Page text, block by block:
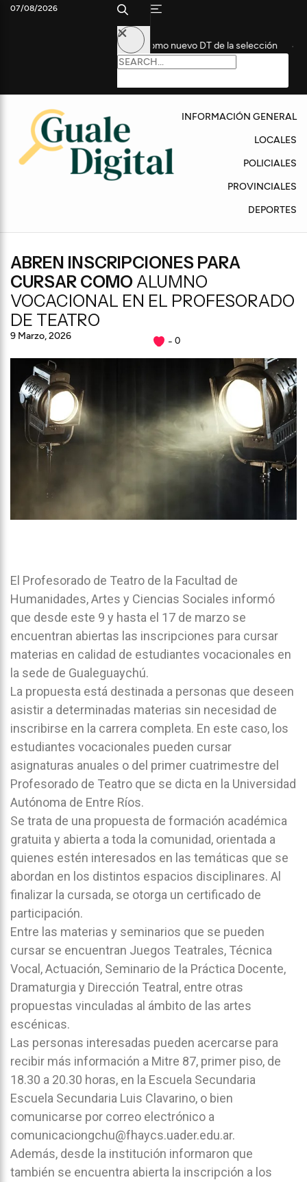
histórico futbolista como nuevo DT de la selección
07/08/2026
INFORMACIÓN GENERAL
LOCALES
POLICIALES
PROVINCIALES
DEPORTES
ABREN INSCRIPCIONES PARA
CURSAR COMOALUMNO
VOCACIONAL EN EL PROFESORADO
DE TEATRO
9 Marzo, 2026 0
El Profesorado de Teatro de la Facultad de
Humanidades, Artes y Ciencias Sociales informó
que desde este 9 y hasta el 17 de marzo se
encuentran abiertas las inscripciones para cursar
materias en calidad de estudiantes vocacionales en
la sede de Gualeguaychú.
La propuesta está destinada a personas que deseen
asistir a determinadas materias sin necesidad de
inscribirse en la carrera completa. En este caso, los
estudiantes vocacionales pueden cursar
asignaturas anuales o del primer cuatrimestre del
Profesorado de Teatro que se dicta en la Universidad
Autónoma de Entre Ríos.
Se trata de una propuesta de formación académica
gratuita y abierta a toda la comunidad, orientada a
quienes estén interesados en las temáticas que se
abordan en los distintos espacios disciplinares. Al
finalizar la cursada, se otorga un certificado de
participación.
Entre las materias y seminarios que se pueden
cursar se encuentran Juegos Teatrales, Técnica
Vocal, Actuación, Seminario de la Práctica Docente,
Dramaturgia y Dirección Teatral, entre otras
propuestas vinculadas al ámbito de las artes
escénicas.
Las personas interesadas pueden acercarse para
recibir más información a Mitre 87, primer piso, de
18.30 a 20.30 horas, en la Escuela Secundaria
Escuela Secundaria Luis Clavarino, o bien
comunicarse por correo electrónico a
comunicaciongchu@fhaycs.uader.edu.ar.
Además, desde la institución informaron que
también se encuentra abierta la inscripción a los